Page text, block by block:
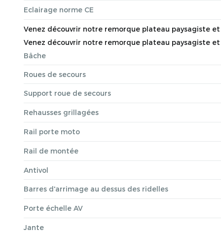
Eclairage norme CE
Venez découvrir notre remorque plateau paysagiste
Venez découvrir notre remorque plateau paysagiste
Bâche
Roues de secours
Support roue de secours
Rehausses grillagées
Rail porte moto
Rail de montée
Antivol
Barres d'arrimage au dessus des ridelles
Porte échelle AV
Jante